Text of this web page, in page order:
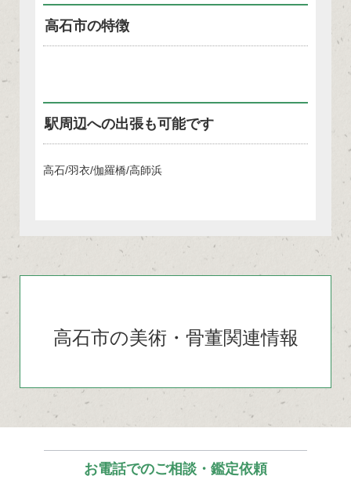
高石市の特徴
駅周辺への出張も可能です
高石/羽衣/伽羅橋/高師浜
高石市の美術・骨董関連情報
お電話でのご相談・鑑定依頼